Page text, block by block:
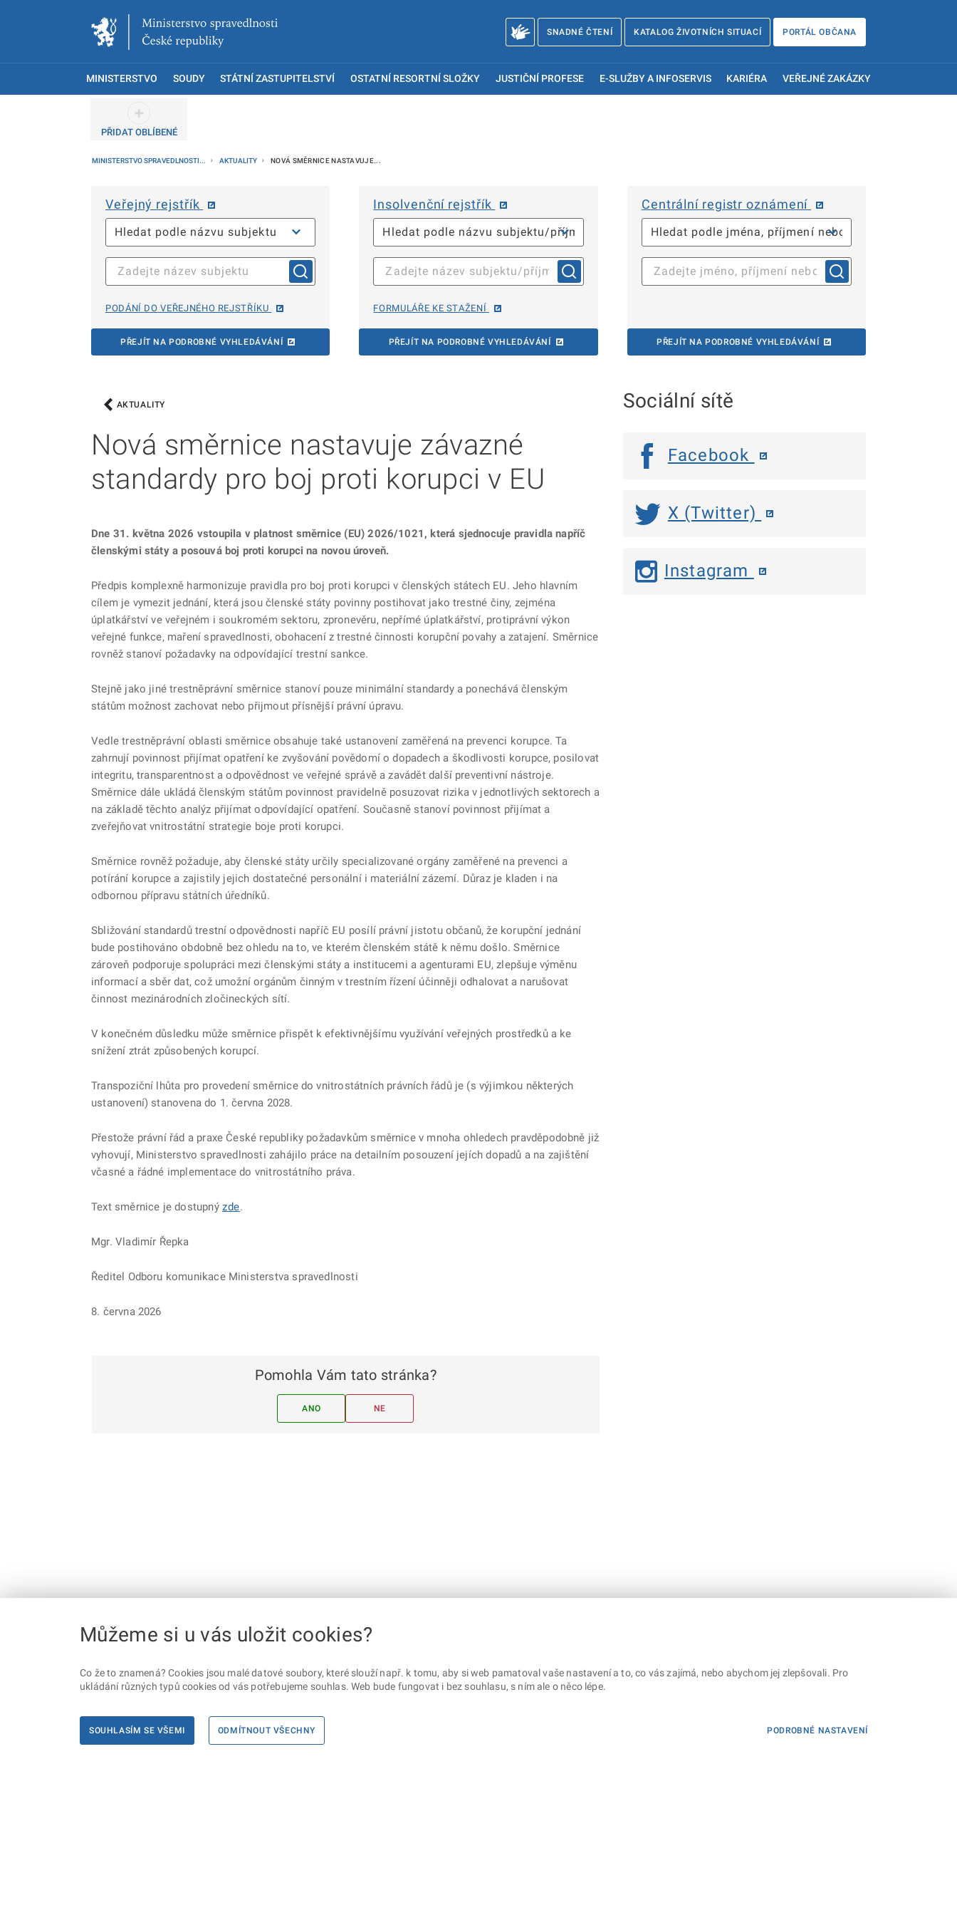
SNADNÉ ČTENÍ KATALOG ŽIVOTNÍCH SITUACÍ PORTÁL OBČANA
MINISTERSTVO SOUDY STÁTNÍ ZASTUPITELSTVÍ OSTATNÍ RESORTNÍ SLOŽKY JUSTIČNÍ PROFESE E-SLUŽBY A INFOSERVIS KARIÉRA VEŘEJNÉ ZAKÁZKY
PŘIDAT OBLÍBENÉ
MINISTERSTVO SPRAVEDLNOSTI... AKTUALITY NOVÁ SMĚRNICE NASTAVUJE...
Veřejný rejstřík
PODÁNÍ DO VEŘEJNÉHO REJSTŘÍKU
PŘEJÍT NA PODROBNÉ VYHLEDÁVÁNÍ
Insolvenční rejstřík
FORMULÁŘE KE STAŽENÍ
PŘEJÍT NA PODROBNÉ VYHLEDÁVÁNÍ
Centrální registr oznámení
PŘEJÍT NA PODROBNÉ VYHLEDÁVÁNÍ
AKTUALITY
Nová směrnice nastavuje závazné
standardy pro boj proti korupci v EU
Dne 31. května 2026 vstoupila v platnost směrnice (EU) 2026/1021, která sjednocuje pravidla napříč
členskými státy a posouvá boj proti korupci na novou úroveň.
Předpis komplexně harmonizuje pravidla pro boj proti korupci v členských státech EU. Jeho hlavním
cílem je vymezit jednání, která jsou členské státy povinny postihovat jako trestné činy, zejména
úplatkářství ve veřejném i soukromém sektoru, zpronevěru, nepřímé úplatkářství, protiprávní výkon
veřejné funkce, maření spravedlnosti, obohacení z trestné činnosti korupční povahy a zatajení. Směrnice
rovněž stanoví požadavky na odpovídající trestní sankce.
Stejně jako jiné trestněprávní směrnice stanoví pouze minimální standardy a ponechává členským
státům možnost zachovat nebo přijmout přísnější právní úpravu.
Vedle trestněprávní oblasti směrnice obsahuje také ustanovení zaměřená na prevenci korupce. Ta
zahrnují povinnost přijímat opatření ke zvyšování povědomí o dopadech a škodlivosti korupce, posilovat
integritu, transparentnost a odpovědnost ve veřejné správě a zavádět další preventivní nástroje.
Směrnice dále ukládá členským státům povinnost pravidelně posuzovat rizika v jednotlivých sektorech a
na základě těchto analýz přijímat odpovídající opatření. Současně stanoví povinnost přijímat a
zveřejňovat vnitrostátní strategie boje proti korupci.
Směrnice rovněž požaduje, aby členské státy určily specializované orgány zaměřené na prevenci a
potírání korupce a zajistily jejich dostatečné personální i materiální zázemí. Důraz je kladen i na
odbornou přípravu státních úředníků.
Sbližování standardů trestní odpovědnosti napříč EU posílí právní jistotu občanů, že korupční jednání
bude postihováno obdobně bez ohledu na to, ve kterém členském státě k němu došlo. Směrnice
zároveň podporuje spolupráci mezi členskými státy a institucemi a agenturami EU, zlepšuje výměnu
informací a sběr dat, což umožní orgánům činným v trestním řízení účinněji odhalovat a narušovat
činnost mezinárodních zločineckých sítí.
V konečném důsledku může směrnice přispět k efektivnějšímu využívání veřejných prostředků a ke
snížení ztrát způsobených korupcí.
Transpoziční lhůta pro provedení směrnice do vnitrostátních právních řádů je (s výjimkou některých
ustanovení) stanovena do 1. června 2028.
Přestože právní řád a praxe České republiky požadavkům směrnice v mnoha ohledech pravděpodobně již
vyhovují, Ministerstvo spravedlnosti zahájilo práce na detailním posouzení jejích dopadů a na zajištění
včasné a řádné implementace do vnitrostátního práva.
Text směrnice je dostupný zde.
Mgr. Vladimír Řepka
Ředitel Odboru komunikace Ministerstva spravedlnosti
8. června 2026
Pomohla Vám tato stránka?
ANO NE
Sociální sítě
Facebook
X (Twitter)
Instagram
Můžeme si u vás uložit cookies?
Co že to znamená? Cookies jsou malé datové soubory, které slouží např. k tomu, aby si web pamatoval vaše nastavení a to, co vás zajímá, nebo abychom jej zlepšovali. Pro
ukládání různých typů cookies od vás potřebujeme souhlas. Web bude fungovat i bez souhlasu, s ním ale o něco lépe.
SOUHLASÍM SE VŠEMI ODMÍTNOUT VŠECHNY PODROBNÉ NASTAVENÍ